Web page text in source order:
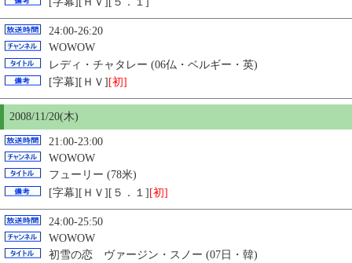
24:00-26:20
WOWOW
レディ・チャタレー (06仏・ベルギー・英)
[字幕][ＨＶ] [初]
2008/11/20(木)
21:00-23:00
WOWOW
フューリー (78米)
[字幕][ＨＶ][５．１][初]
24:00-25:50
WOWOW
初雪の恋 ヴァージン・スノー (07日・韓)